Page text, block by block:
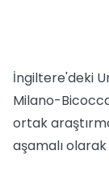
İngiltere'deki
Milano-
ortak
aşamalı olarak